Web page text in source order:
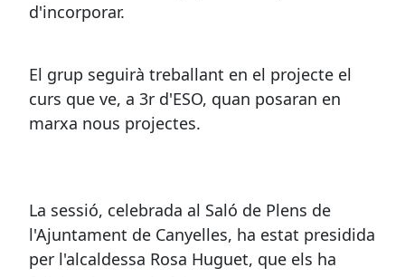
d'incorporar.
El grup seguirà treballant en el projecte el
curs que ve, a 3r d'ESO, quan posaran en
marxa nous projectes.
La sessió, celebrada al Saló de Plens de
l'Ajuntament de Canyelles, ha estat presidida
per l'alcaldessa Rosa Huguet, que els ha